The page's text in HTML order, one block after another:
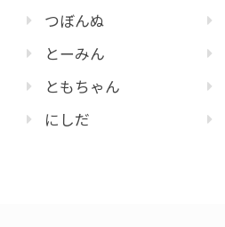
つぼんぬ
とーみん
ともちゃん
にしだ